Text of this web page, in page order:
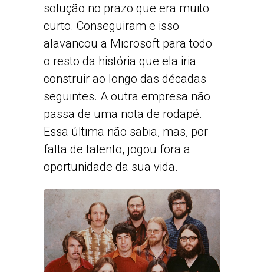
solução no prazo que era muito
curto. Conseguiram e isso
alavancou a Microsoft para todo
o resto da história que ela iria
construir ao longo das décadas
seguintes. A outra empresa não
passa de uma nota de rodapé.
Essa última não sabia, mas, por
falta de talento, jogou fora a
oportunidade da sua vida.